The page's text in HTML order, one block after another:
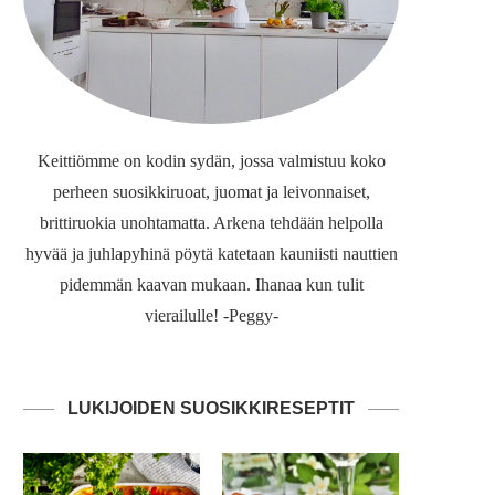
Keittiömme on kodin sydän, jossa valmistuu koko
perheen suosikkiruoat, juomat ja leivonnaiset,
brittiruokia unohtamatta. Arkena tehdään helpolla
hyvää ja juhlapyhinä pöytä katetaan kauniisti nauttien
pidemmän kaavan mukaan. Ihanaa kun tulit
vierailulle! -Peggy-
LUKIJOIDEN SUOSIKKIRESEPTIT